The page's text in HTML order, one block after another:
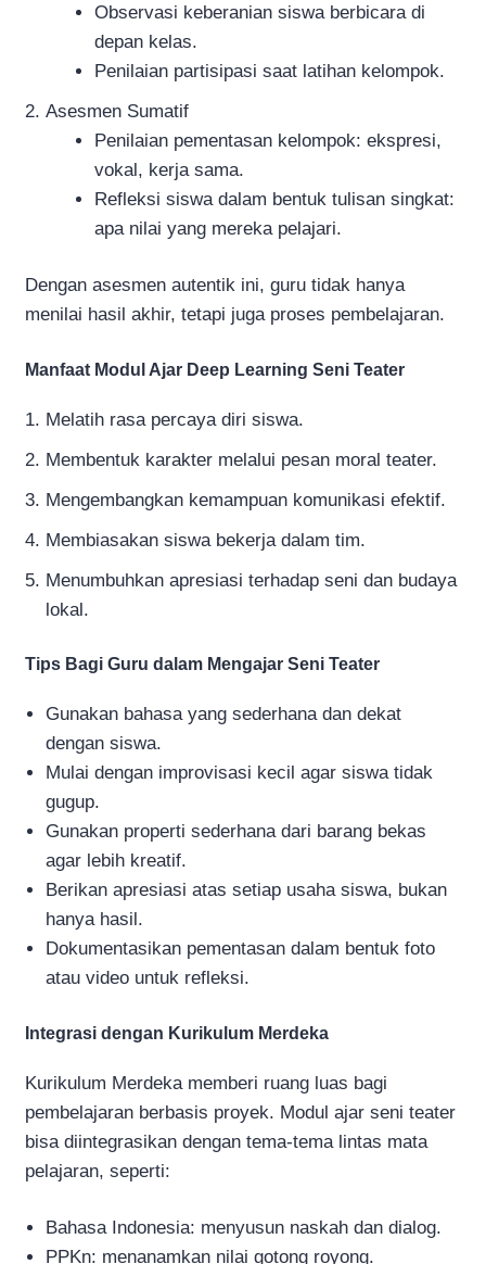
Observasi keberanian siswa berbicara di
depan kelas.
Penilaian partisipasi saat latihan kelompok.
Asesmen Sumatif
Penilaian pementasan kelompok: ekspresi,
vokal, kerja sama.
Refleksi siswa dalam bentuk tulisan singkat:
apa nilai yang mereka pelajari.
Dengan asesmen autentik ini, guru tidak hanya
menilai hasil akhir, tetapi juga proses pembelajaran.
Manfaat Modul Ajar Deep Learning Seni Teater
Melatih rasa percaya diri siswa.
Membentuk karakter melalui pesan moral teater.
Mengembangkan kemampuan komunikasi efektif.
Membiasakan siswa bekerja dalam tim.
Menumbuhkan apresiasi terhadap seni dan budaya
lokal.
Tips Bagi Guru dalam Mengajar Seni Teater
Gunakan bahasa yang sederhana dan dekat
dengan siswa.
Mulai dengan improvisasi kecil agar siswa tidak
gugup.
Gunakan properti sederhana dari barang bekas
agar lebih kreatif.
Berikan apresiasi atas setiap usaha siswa, bukan
hanya hasil.
Dokumentasikan pementasan dalam bentuk foto
atau video untuk refleksi.
Integrasi dengan Kurikulum Merdeka
Kurikulum Merdeka memberi ruang luas bagi
pembelajaran berbasis proyek. Modul ajar seni teater
bisa diintegrasikan dengan tema-tema lintas mata
pelajaran, seperti:
Bahasa Indonesia: menyusun naskah dan dialog.
PPKn: menanamkan nilai gotong royong.